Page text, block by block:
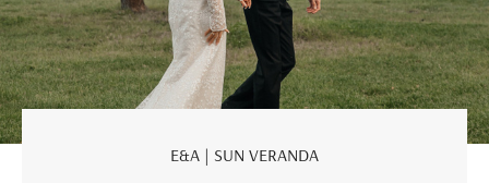
E&A | SUN VERANDA